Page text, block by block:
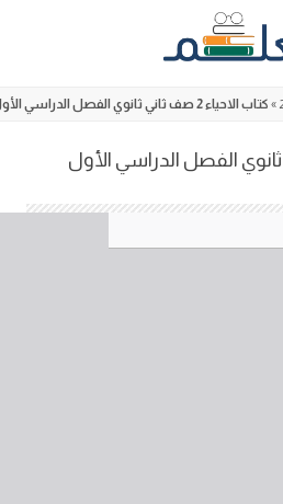
» كتاب الاحياء 2 صف ثاني ثانوي الفصل الدراسي الأول 1447
2 صف ثاني ثانوي الفصل الدراسي الأول